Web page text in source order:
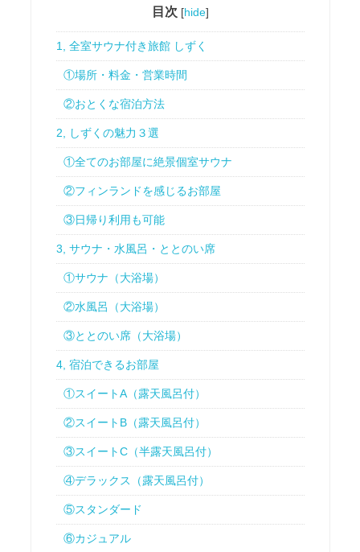
目次 [hide]
1, 全室サウナ付き旅館 しずく
①場所・料金・営業時間
②おとくな宿泊方法
2, しずくの魅力３選
①全てのお部屋に絶景個室サウナ
②フィンランドを感じるお部屋
③日帰り利用も可能
3, サウナ・水風呂・ととのい席
①サウナ（大浴場）
②水風呂（大浴場）
③ととのい席（大浴場）
4, 宿泊できるお部屋
①スイートA（露天風呂付）
②スイートB（露天風呂付）
③スイートC（半露天風呂付）
④デラックス（露天風呂付）
⑤スタンダード
⑥カジュアル